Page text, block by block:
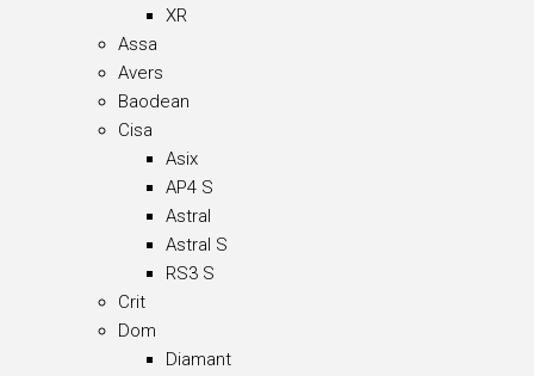
XR
Assa
Avers
Baodean
Cisa
Asix
AP4 S
Astral
Astral S
RS3 S
Crit
Dom
Diamant